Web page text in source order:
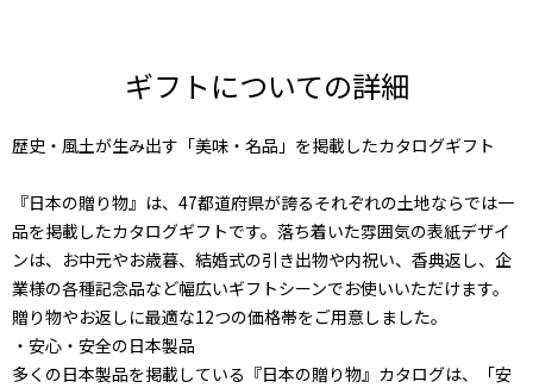
ギフトについての詳細
歴史・風土が生み出す「美味・名品」を掲載したカタログギフト
『日本の贈り物』は、47都道府県が誇るそれぞれの土地ならでは一
品を掲載したカタログギフトです。落ち着いた雰囲気の表紙デザイ
ンは、お中元やお歳暮、結婚式の引き出物や内祝い、香典返し、企
業様の各種記念品など幅広いギフトシーンでお使いいただけます。
贈り物やお返しに最適な12つの価格帯をご用意しました。
・安心・安全の日本製品
多くの日本製品を掲載している『日本の贈り物』カタログは、「安